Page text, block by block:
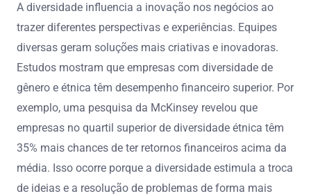
A diversidade influencia a inovação nos negócios ao
trazer diferentes perspectivas e experiências. Equipes
diversas geram soluções mais criativas e inovadoras.
Estudos mostram que empresas com diversidade de
gênero e étnica têm desempenho financeiro superior. Por
exemplo, uma pesquisa da McKinsey revelou que
empresas no quartil superior de diversidade étnica têm
35% mais chances de ter retornos financeiros acima da
média. Isso ocorre porque a diversidade estimula a troca
de ideias e a resolução de problemas de forma mais